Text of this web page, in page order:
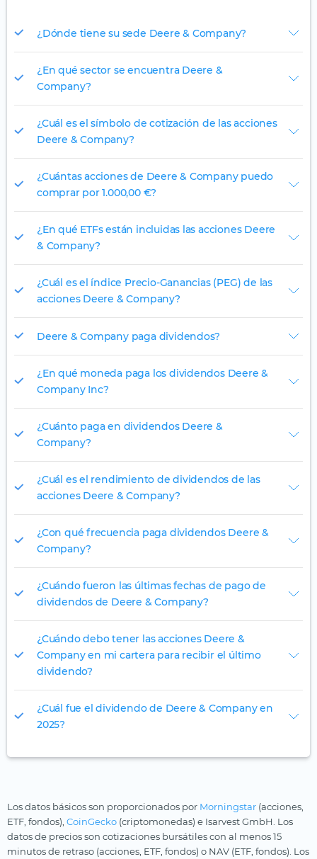
¿Dónde tiene su sede Deere & Company?
¿En qué sector se encuentra Deere &
Company?
¿Cuál es el símbolo de cotización de las acciones
Deere & Company?
¿Cuántas acciones de Deere & Company puedo
comprar por 1.000,00 €?
¿En qué ETFs están incluidas las acciones Deere
& Company?
¿Cuál es el índice Precio-Ganancias (PEG) de las
acciones Deere & Company?
Deere & Company paga dividendos?
¿En qué moneda paga los dividendos Deere &
Company Inc?
¿Cuánto paga en dividendos Deere &
Company?
¿Cuál es el rendimiento de dividendos de las
acciones Deere & Company?
¿Con qué frecuencia paga dividendos Deere &
Company?
¿Cuándo fueron las últimas fechas de pago de
dividendos de Deere & Company?
¿Cuándo debo tener las acciones Deere &
Company en mi cartera para recibir el último
dividendo?
¿Cuál fue el dividendo de Deere & Company en
2025?
Los datos básicos son proporcionados por Morningstar (acciones,
ETF, fondos), CoinGecko (criptomonedas) e Isarvest GmbH. Los
datos de precios son cotizaciones bursátiles con al menos 15
minutos de retraso (acciones, ETF, fondos) o NAV (ETF, fondos). Los